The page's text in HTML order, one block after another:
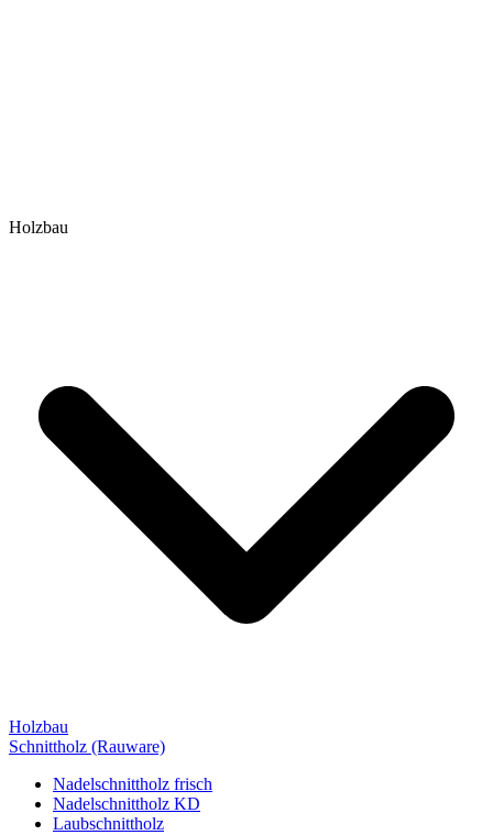
Holzbau
Holzbau
Schnittholz (Rauware)
Nadelschnittholz frisch
Nadelschnittholz KD
Laubschnittholz